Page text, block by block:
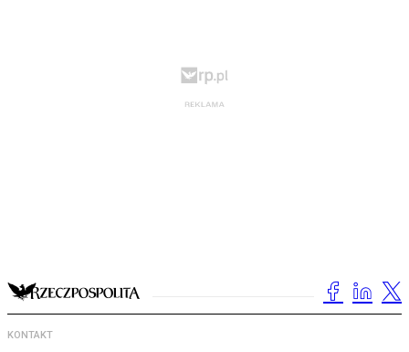
KONTAKT